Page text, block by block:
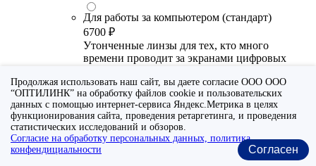
Для работы за компьютером (стандарт)
6700 ₽
Утонченные линзы для тех, кто много
времени проводит за экранами цифровых
блокер) помогает снизить воздействие
синего света от излучения мониторов.
Рекомендуются для использования во
время работы с гаджетами, не для
постоянного ношения. Линзы
производства Сербии или Ю.-В. Азии.
Продолжая использовать наш сайт, вы даете согласие ООО ООО
“ОПТИЛИНК” на обработку файлов cookie и пользовательских
данных с помощью интернет-сервиса Яндекс.Метрика в целях
функционирования сайта, проведения ретаргетинга, и проведения
статистических исследований и обзоров.
Согласие на обработку персональных данных, политика
конфендициальности
Согласен